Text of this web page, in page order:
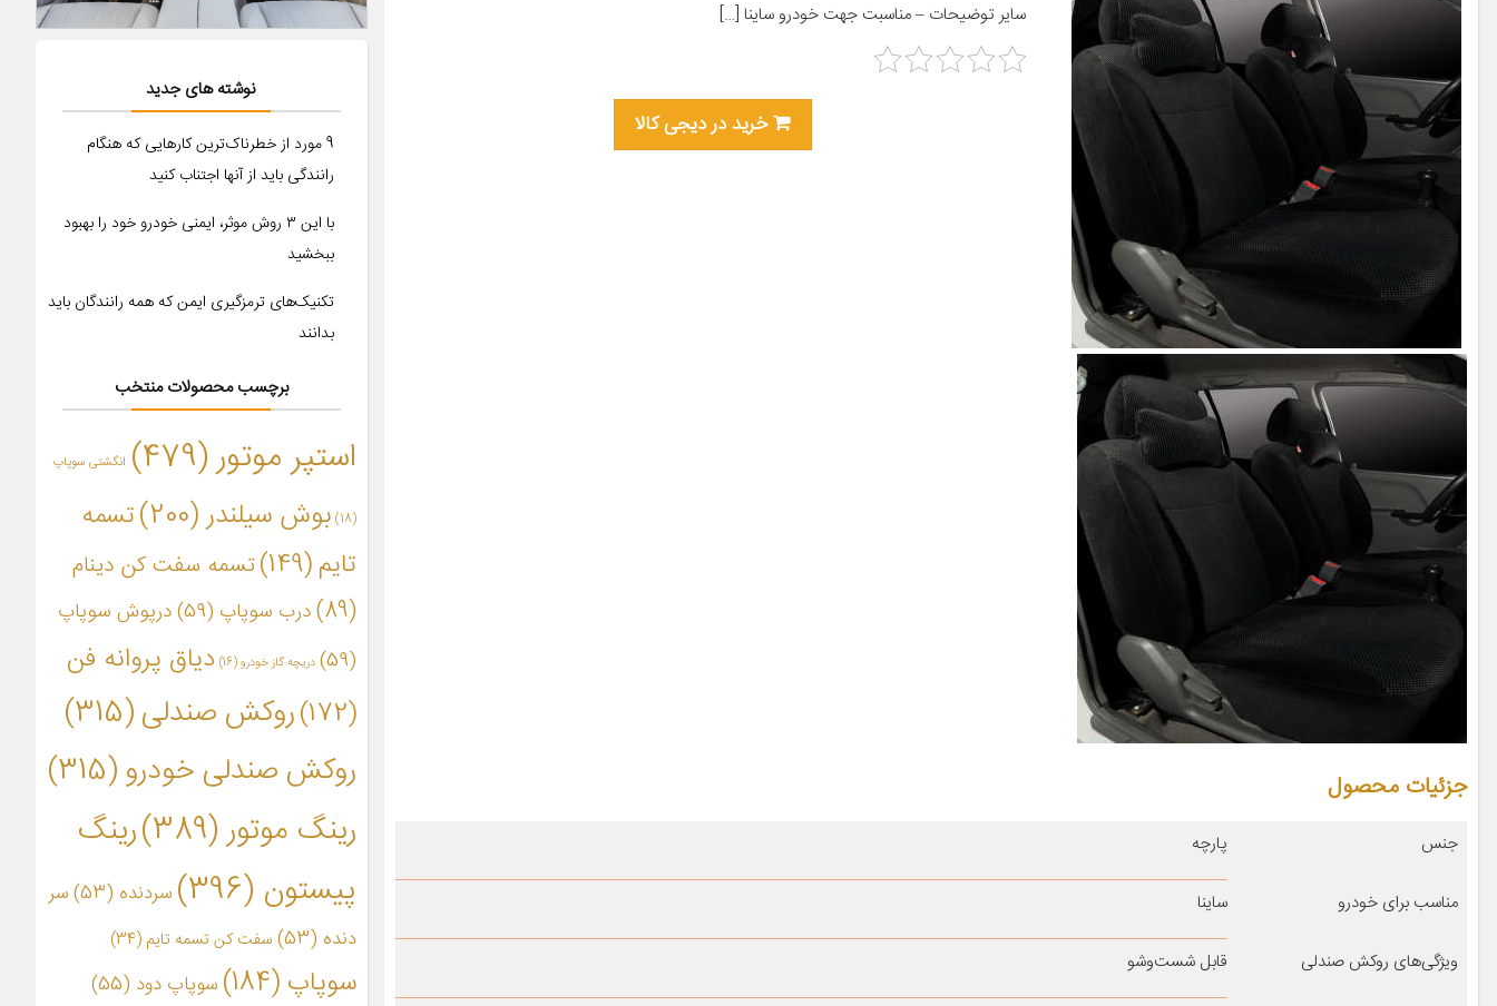
سایر توضیحات – مناسبت جهت خودرو ساینا […]
خرید در دیجی کالا
جزئیات محصول
جنس پارچه
مناسب برای خودرو ساینا
ویژگی‌های روکش صندلی قابل شست‌وشو
نوشته های جدید
9 مورد از خطرناک‌ترین کارهایی که هنگام
رانندگی باید از آنها اجتناب کنید
با این ۳ روش موثر، ایمنی خودرو خود را بهبود
ببخشید
تکنیک‌های ترمزگیری ایمن که همه رانندگان باید
بدانند
برچسب محصولات منتخب
استپر موتور(479) انگشتی سوپاپ
(18) بوش سیلندر (200)
تسمه
تایم(149)
تسمه سفت کن دینام
(89)
درب سوپاپ (59)
درپوش سوپاپ
(59)
دریچه گاز خودرو(16)
دیاق پروانه فن
(172)
روکش صندلی(315)
روکش صندلی خودرو(315)
رینگ موتور(389)
رینگ
پیستون (396) سردنده (53)
سر
دنده (53) سفت کن تسمه تایم (34)
سوپاپ (184) سوپاپ دود (55)